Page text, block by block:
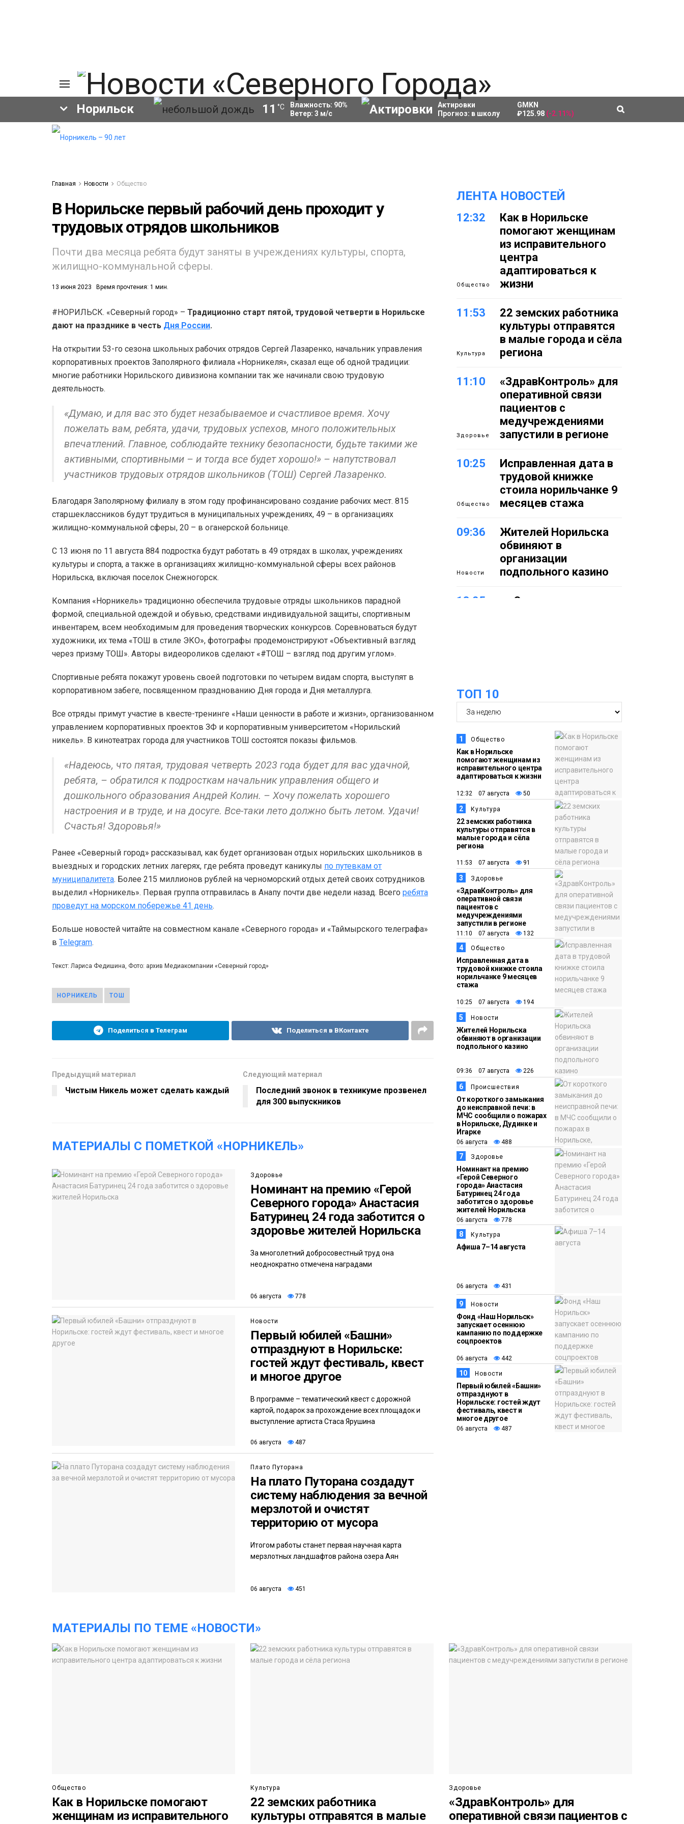
Норильск 11 °C Влажность: 90%
Ветер: 3 м/с
Актировки
Прогноз: в школу
GMKN
₽125.98 (-2.11%)
Главная Новости Общество
В Норильске первый рабочий день проходит у
трудовых отрядов школьников
Почти два месяца ребята будут заняты в учреждениях культуры, спорта,
жилищно-коммунальной сферы.
13 июня 2023 Время прочтения: 1 мин.
#НОРИЛЬСК. «Северный город» – Традиционно старт пятой, трудовой четверти в Норильске
дают на празднике в честь Дня России.
На открытии 53-го сезона школьных рабочих отрядов Сергей Лазаренко, начальник управления
корпоративных проектов Заполярного филиала «Норникеля», сказал еще об одной традиции:
многие работники Норильского дивизиона компании так же начинали свою трудовую
деятельность.
«Думаю, и для вас это будет незабываемое и счастливое время. Хочу
пожелать вам, ребята, удачи, трудовых успехов, много положительных
впечатлений. Главное, соблюдайте технику безопасности, будьте такими же
активными, спортивными – и тогда все будет хорошо!» – напутствовал
участников трудовых отрядов школьников (ТОШ) Сергей Лазаренко.
Благодаря Заполярному филиалу в этом году профинансировано создание рабочих мест. 815
старшеклассников будут трудиться в муниципальных учреждениях, 49 – в организациях
жилищно-коммунальной сферы, 20 – в оганерской больнице.
С 13 июня по 11 августа 884 подростка будут работать в 49 отрядах в школах, учреждениях
культуры и спорта, а также в организациях жилищно-коммунальной сферы всех районов
Норильска, включая поселок Снежногорск.
Компания «Норникель» традиционно обеспечила трудовые отряды школьников парадной
формой, специальной одеждой и обувью, средствами индивидуальной защиты, спортивным
инвентарем, всем необходимым для проведения творческих конкурсов. Соревноваться будут
художники, их тема «ТОШ в стиле ЭКО», фотографы продемонстрируют «Объективный взгляд
через призму ТОШ». Авторы видеороликов сделают «#ТОШ – взгляд под другим углом».
Спортивные ребята покажут уровень своей подготовки по четырем видам спорта, выступят в
корпоративном забеге, посвященном празднованию Дня города и Дня металлурга.
Все отряды примут участие в квесте-тренинге «Наши ценности в работе и жизни», организованном
управлением корпоративных проектов ЗФ и корпоративным университетом «Норильский
никель». В кинотеатрах города для участников ТОШ состоятся показы фильмов.
«Надеюсь, что пятая, трудовая четверть 2023 года будет для вас удачной,
ребята, – обратился к подросткам начальник управления общего и
дошкольного образования Андрей Колин. – Хочу пожелать хорошего
настроения и в труде, и на досуге. Все-таки лето должно быть летом. Удачи!
Счастья! Здоровья!»
Ранее «Северный город» рассказывал, как будет организован отдых норильских школьников в
выездных и городских летних лагерях, где ребята проведут каникулы по путевкам от
муниципалитета. Более 215 миллионов рублей на черноморский отдых детей своих сотрудников
выделил «Норникель». Первая группа отправилась в Анапу почти две недели назад. Всего ребята
проведут на морском побережье 41 день.
Больше новостей читайте на совместном канале «Северного города» и «Таймырского телеграфа»
в Telegram.
Текст: Лариса Федишина, Фото: архив Медиакомпании «Северный город»
НОРНИКЕЛЬ ТОШ
Поделиться в Телеграм Поделиться в ВКонтакте
Предыдущий материал
Чистым Никель может сделать каждый
Следующий материал
Последний звонок в техникуме прозвенел
для 300 выпускников
МАТЕРИАЛЫ С ПОМЕТКОЙ «НОРНИКЕЛЬ»
Здоровье
Номинант на премию «Герой
Северного города» Анастасия
Батуринец 24 года заботится о
здоровье жителей Норильска
За многолетний добросовестный труд она
неоднократно отмечена наградами
06 августа 778
Новости
Первый юбилей «Башни»
отпразднуют в Норильске:
гостей ждут фестиваль, квест
и многое другое
В программе – тематический квест с дорожной
картой, подарок за прохождение всех площадок и
выступление артиста Стаса Ярушина
06 августа 487
Плато Путорана
На плато Путорана создадут
систему наблюдения за вечной
мерзлотой и очистят
территорию от мусора
Итогом работы станет первая научная карта
мерзлотных ландшафтов района озера Аян
06 августа 451
ЛЕНТА НОВОСТЕЙ
12:32
Общество
Как в Норильске
помогают женщинам
из исправительного
центра
адаптироваться к
жизни
11:53
Культура
22 земских работника
культуры отправятся
в малые города и сёла
региона
11:10
Здоровье
«ЗдравКонтроль» для
оперативной связи
пациентов с
медучреждениями
запустили в регионе
10:25
Общество
Исправленная дата в
трудовой книжке
стоила норильчанке 9
месяцев стажа
09:36
Новости
Жителей Норильска
обвиняют в
организации
подпольного казино
18:25
От короткого
17:50
Здоровье
Номинант на премию
«Герой Северного
города» Анастасия
Батуринец 24 года
заботится о здоровье
жителей Норильска
17:21
06 августа
Культура
Афиша 7–14 августа
16:39
06 августа
Новости
Фонд «Наш Норильск»
запускает осеннюю
кампанию по
поддержке
соцпроектов
15:57
06 августа
Первый юбилей
«Башни» отпразднуют
в Норильске: гостей
ждут фестиваль,
квест и многое другое
ТОП 10
1 Общество
Как в Норильске
помогают женщинам из
исправительного центра
адаптироваться к жизни
12:32 07 августа 50
2 Культура
22 земских работника
культуры отправятся в
малые города и сёла
региона
11:53 07 августа 91
3 Здоровье
«ЗдравКонтроль» для
оперативной связи
пациентов с
медучреждениями
запустили в регионе
11:10 07 августа 132
4 Общество
Исправленная дата в
трудовой книжке стоила
норильчанке 9 месяцев
стажа
10:25 07 августа 194
5 Новости
Жителей Норильска
обвиняют в организации
подпольного казино
09:36 07 августа 226
6 Происшествия
От короткого замыкания
до неисправной печи: в
МЧС сообщили о пожарах
в Норильске, Дудинке и
Игарке
06 августа 488
7 Здоровье
Номинант на премию
«Герой Северного
города» Анастасия
Батуринец 24 года
заботится о здоровье
жителей Норильска
06 августа 778
8 Культура
Афиша 7–14 августа
06 августа 431
9 Новости
Фонд «Наш Норильск»
запускает осеннюю
кампанию по поддержке
соцпроектов
06 августа 442
10 Новости
Первый юбилей «Башни»
отпразднуют в
Норильске: гостей ждут
фестиваль, квест и
многое другое
06 августа 487
МАТЕРИАЛЫ ПО ТЕМЕ «НОВОСТИ»
Общество
Как в Норильске помогают
женщинам из исправительного
Культура
22 земских работника
культуры отправятся в малые
Здоровье
«ЗдравКонтроль» для
оперативной связи пациентов с